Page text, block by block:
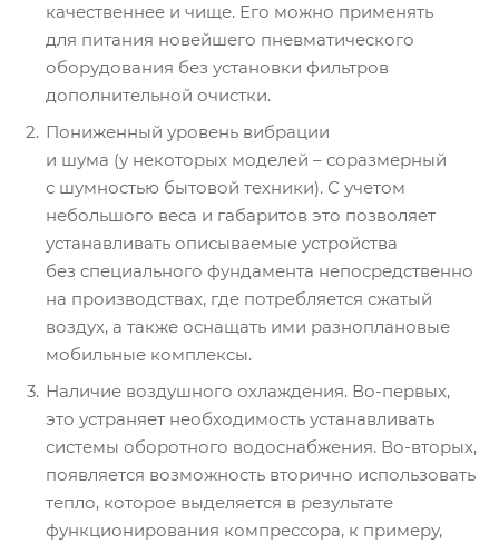
качественнее и чище. Его можно применять
для питания новейшего пневматического
оборудования без установки фильтров
дополнительной очистки.
Пониженный уровень вибрации
и шума (у некоторых моделей – соразмерный
с шумностью бытовой техники). С учетом
небольшого веса и габаритов это позволяет
устанавливать описываемые устройства
без специального фундамента непосредственно
на производствах, где потребляется сжатый
воздух, а также оснащать ими разноплановые
мобильные комплексы.
Наличие воздушного охлаждения. Во-первых,
это устраняет необходимость устанавливать
системы оборотного водоснабжения. Во-вторых,
появляется возможность вторично использовать
тепло, которое выделяется в результате
функционирования компрессора, к примеру,